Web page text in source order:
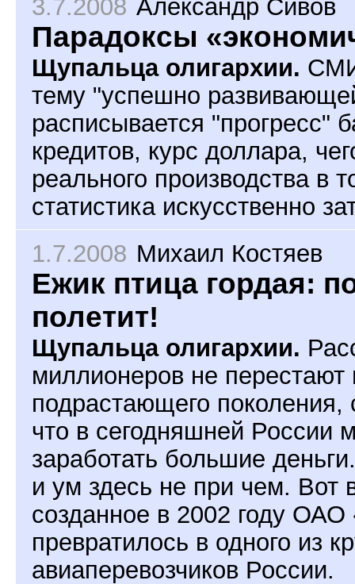
3.7.2008 Александр Сивов
Парадоксы
Щупальца олигархии.
тему "успешно
расписывается "прогресс"
кредитов, курс доллара,
реального производства в
статистика искусственно
1.7.2008 Михаил Костяев
Ежик птица гордая:
полетит!
Щупальца олигархии.
миллионеров не
подрастающего
что в сегодняшней России
заработать большие
и ум здесь не при чем. Вот
созданное в 2002 году ОАО
превратилось в одного из
авиаперевозчиков России.